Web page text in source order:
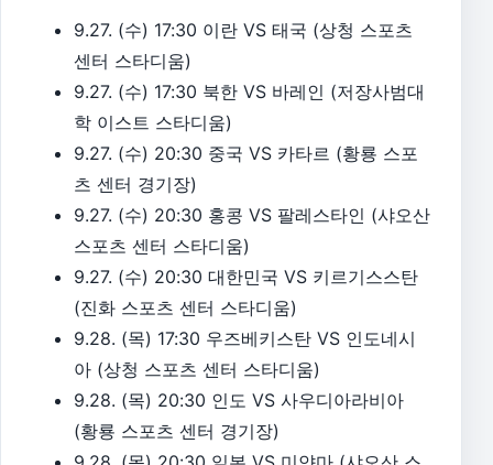
9.27. (수) 17:30 이란 VS 태국 (상청 스포츠
센터 스타디움)
9.27. (수) 17:30 북한 VS 바레인 (저장사범대
학 이스트 스타디움)
9.27. (수) 20:30 중국 VS 카타르 (황룡 스포
츠 센터 경기장)
9.27. (수) 20:30 홍콩 VS 팔레스타인 (샤오산
스포츠 센터 스타디움)
9.27. (수) 20:30 대한민국 VS 키르기스스탄
(진화 스포츠 센터 스타디움)
9.28. (목) 17:30 우즈베키스탄 VS 인도네시
아 (상청 스포츠 센터 스타디움)
9.28. (목) 20:30 인도 VS 사우디아라비아
(황룡 스포츠 센터 경기장)